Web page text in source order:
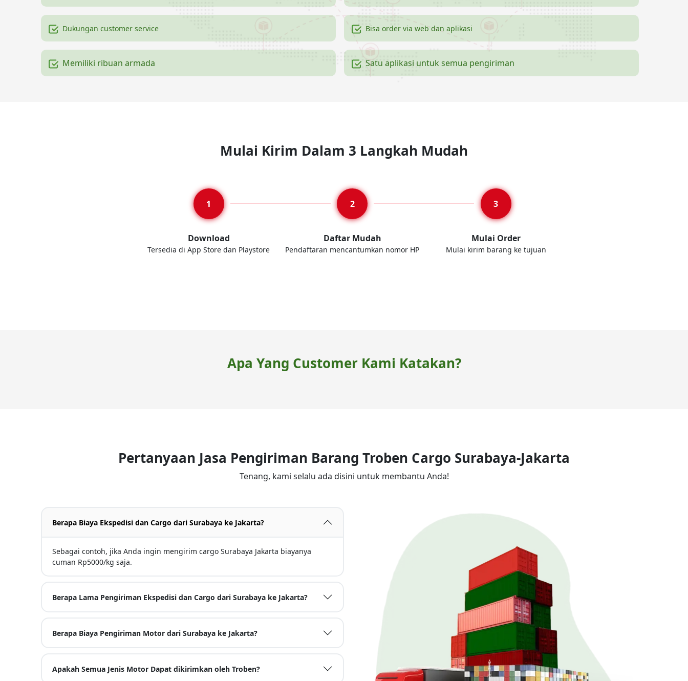
Dukungan customer service Bisa order via web dan aplikasi
Memiliki ribuan armada Satu aplikasi untuk semua pengiriman
Mulai Kirim Dalam 3 Langkah Mudah
Download
Tersedia di App Store dan Playstore
Daftar Mudah
Pendaftaran mencantumkan nomor HP
Mulai Order
Mulai kirim barang ke tujuan
Apa Yang Customer Kami Katakan?
Pertanyaan Jasa Pengiriman Barang Troben Cargo Surabaya-Jakarta
Tenang, kami selalu ada disini untuk membantu Anda!
Berapa Biaya Ekspedisi dan Cargo dari Surabaya ke Jakarta?
Sebagai contoh, jika Anda ingin mengirim cargo Surabaya Jakarta biayanya
cuman Rp5000/kg saja.
Berapa Lama Pengiriman Ekspedisi dan Cargo dari Surabaya ke Jakarta?
Berapa Biaya Pengiriman Motor dari Surabaya ke Jakarta?
Apakah Semua Jenis Motor Dapat dikirimkan oleh Troben?